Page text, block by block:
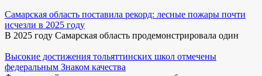
Самарская область поставила рекорд: лесные пожары почти
исчезли в 2025 году
В 2025 году Самарская область продемонстрировала один
Высокие достижения тольяттинских школ отмечены
федеральным Знаком качества